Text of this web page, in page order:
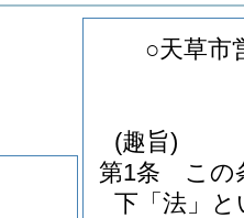
○天草市
(趣旨)
第1条
この
下「法」と